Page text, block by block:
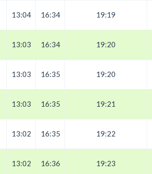
13:04 16:34 19:19
13:03 16:34 19:20
13:03 16:35 19:20
13:03 16:35 19:21
13:02 16:35 19:22
13:02 16:36 19:23